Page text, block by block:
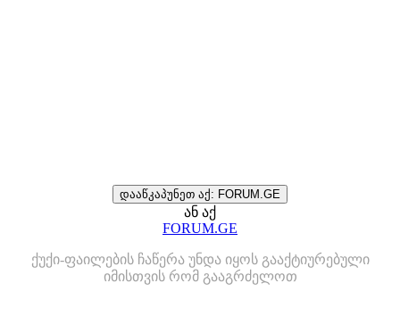
დააწკაპუნეთ აქ: FORUM.GE
ან აქ
FORUM.GE
ქუქი-ფაილების ჩაწერა უნდა იყოს გააქტიურებული
იმისთვის რომ გააგრძელოთ